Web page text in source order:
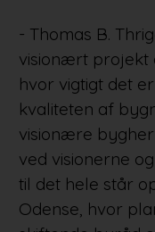
- Thomas B.
visionært projekt
hvor vigtigt det
kvaliteten af
visionære
ved visionerne
til det hele står
Odense, hvor